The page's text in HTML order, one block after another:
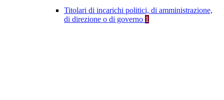
Titolari di incarichi politici, di amministrazione,
di direzione o di governo 1